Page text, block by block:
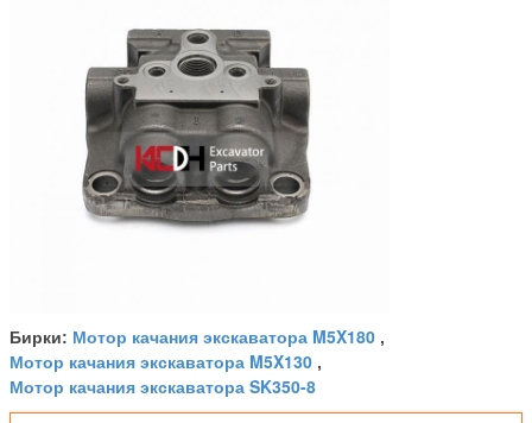
Бирки: Мотор качания экскаватора M5X180 ,
Мотор качания экскаватора M5X130 ,
Мотор качания экскаватора SK350-8